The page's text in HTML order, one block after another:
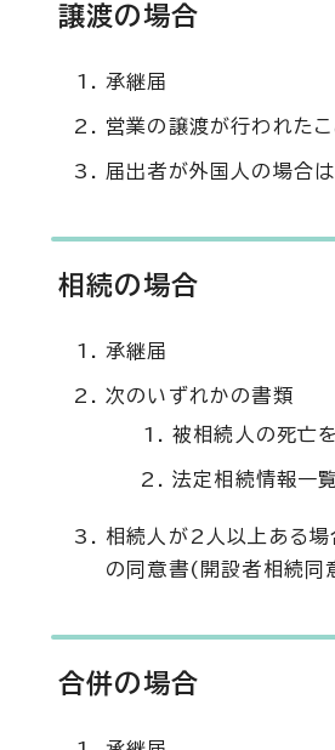
譲渡の場合
承継届
営業の譲渡が行われた
届出者が外国人の場合
相続の場合
承継届
次のいずれかの書類
被相続人の死亡
法定相続情報一
相続人が2人以上ある場
の同意書(開設者相続同
合併の場合